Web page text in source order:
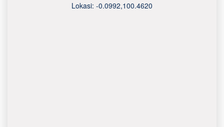
Lokasi: -0.0992,100.4620